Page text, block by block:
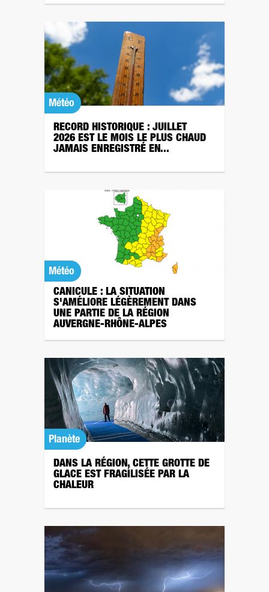
Météo
RECORD HISTORIQUE : JUILLET
2026 EST LE MOIS LE PLUS CHAUD
JAMAIS ENREGISTRÉ EN...
Météo
CANICULE : LA SITUATION
S'AMÉLIORE LÉGÈREMENT DANS
UNE PARTIE DE LA RÉGION
AUVERGNE-RHÔNE-ALPES
Planète
DANS LA RÉGION, CETTE GROTTE DE
GLACE EST FRAGILISÉE PAR LA
CHALEUR